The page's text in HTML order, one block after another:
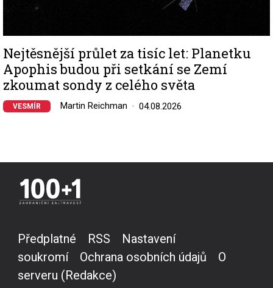
Nejtěsnější průlet za tisíc let: Planetku
Apophis budou při setkání se Zemí
zkoumat sondy z celého světa
VESMÍR Martin Reichman 04.08.2026
Předplatné RSS
Nastavení
soukromí
Ochrana osobních údajů
O
serveru (Redakce)